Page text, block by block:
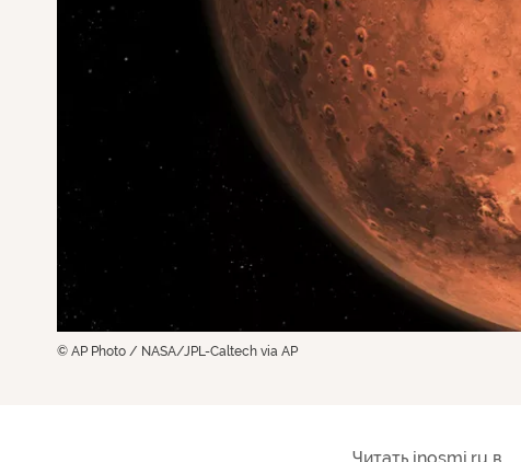
© AP Photo / NASA/JPL-Caltech via AP